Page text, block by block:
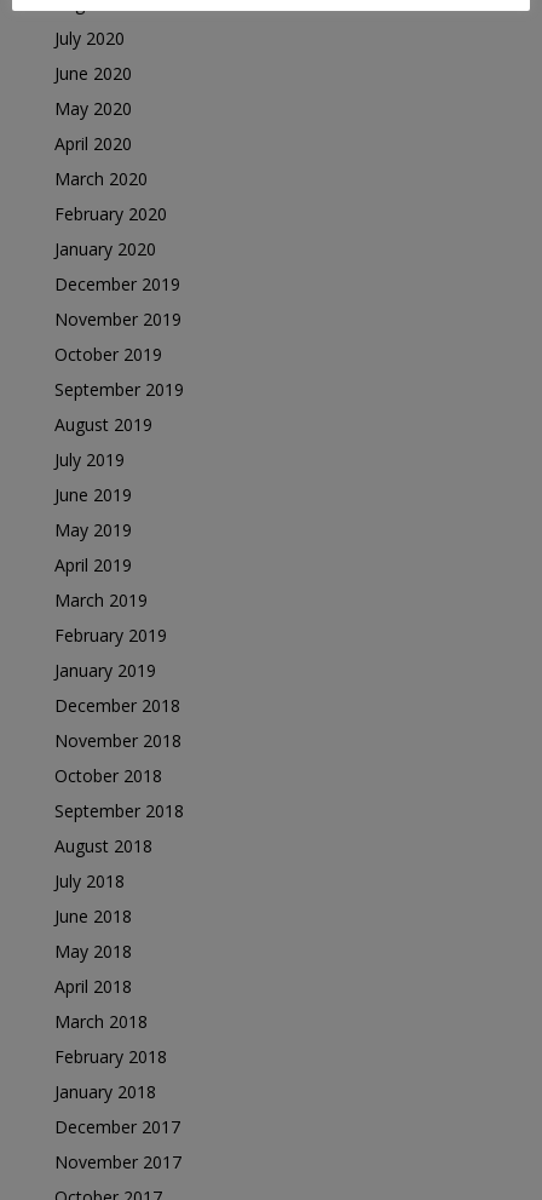
July 2020
June 2020
May 2020
April 2020
March 2020
February 2020
January 2020
December 2019
November 2019
October 2019
September 2019
August 2019
July 2019
June 2019
May 2019
April 2019
March 2019
February 2019
January 2019
December 2018
November 2018
October 2018
September 2018
August 2018
July 2018
June 2018
May 2018
April 2018
March 2018
February 2018
January 2018
December 2017
November 2017